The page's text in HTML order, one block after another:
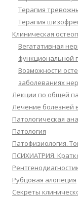
Терапия
Терапия
Клиническая
Вегатативная
функциональной
Возможности
заболеваниях
Лекции по общей
Лечение болезней
Патологическая
Патология
Патофизиология.
ПСИХИАТРИЯ.
Рубцовая алопеция
Секреты